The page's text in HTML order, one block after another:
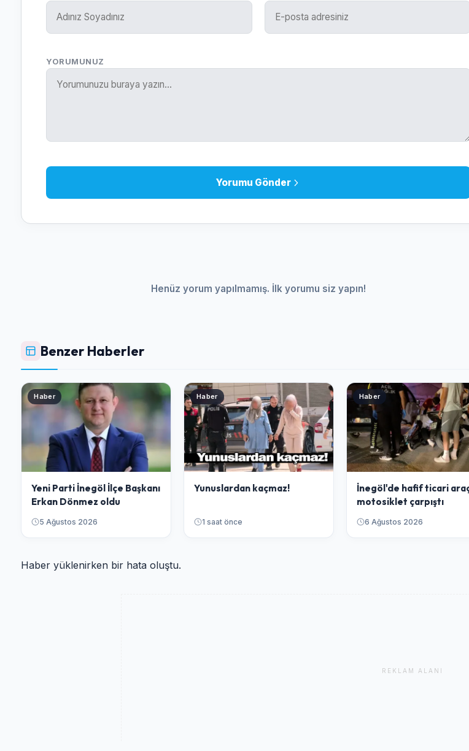
YORUMUNUZ
Yorumu Gönder
Henüz yorum yapılmamış. İlk yorumu siz yapın!
Benzer Haberler
Haber
Yeni Parti İnegöl İlçe Başkanı
Erkan Dönmez oldu
5 Ağustos 2026
Haber
Yunuslardan kaçmaz!
1 saat önce
Haber
İnegöl'de hafif ticari
motosiklet çarpıştı
6 Ağustos 2026
Haber yüklenirken bir hata oluştu.
REKLAM ALANI